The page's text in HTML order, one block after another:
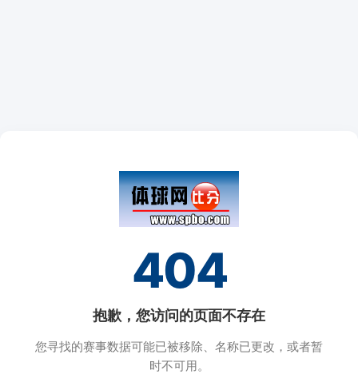
404
抱歉，您访问的页面不存在
您寻找的赛事数据可能已被移除、名称已更改，或者暂
时不可用。